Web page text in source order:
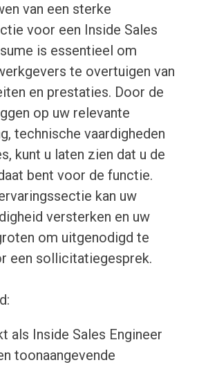
van een sterke
voor een Inside Sales
is essentieel om
te overtuigen van
en prestaties. Door de
op uw relevante
technische vaardigheden
kunt u laten zien dat u de
bent voor de functie.
kan uw
versterken en uw
om uitgenodigd te
een sollicitatiegesprek.
als Inside Sales Engineer
toonaangevende